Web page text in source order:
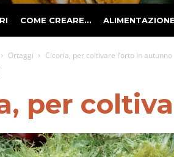
COME CREARE…
Ortaggi Cicoria, per coltivare l’orto in autunno
per